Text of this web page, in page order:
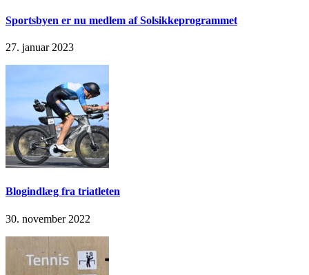
Sportsbyen er nu medlem af Solsikkeprogrammet
27. januar 2023
Blogindlæg fra triatleten
30. november 2022